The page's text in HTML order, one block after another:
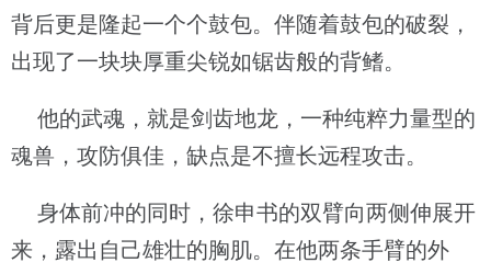
背后更是隆起一个个鼓包。伴随着鼓包的破裂，
出现了一块块厚重尖锐如锯齿般的背鳍。
他的武魂，就是剑齿地龙，一种纯粹力量型的
魂兽，攻防俱佳，缺点是不擅长远程攻击。
身体前冲的同时，徐申书的双臂向两侧伸展开
来，露出自己雄壮的胸肌。在他两条手臂的外